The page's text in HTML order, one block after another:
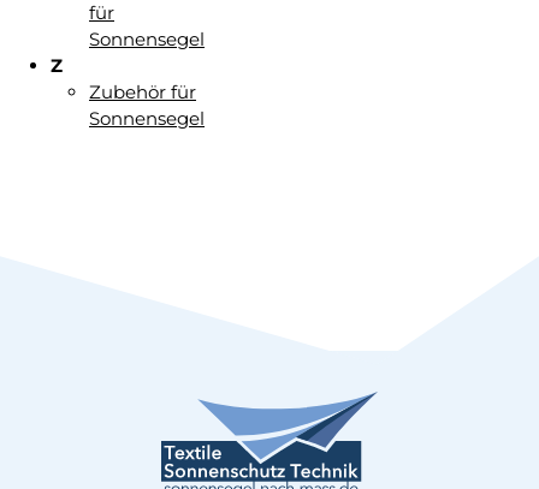
für
Sonnensegel
Z
Zubehör für
Sonnensegel